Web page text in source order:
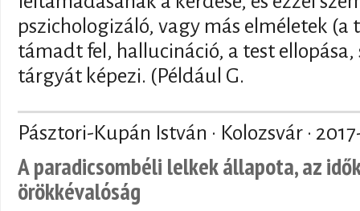
pszichologizáló, vagy más elméletek
támadt fel, hallucináció, a test ellopása,
tárgyát képezi. (Például G.
Pásztori-Kupán István · Kolozsvár ·
A paradicsombéli lelkek állapota, az
örökkévalóság